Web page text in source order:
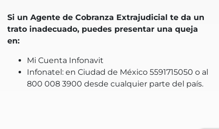
Si un Agente de Cobranza Extrajudicial te da un
trato inadecuado, puedes presentar una queja
en:
Mi Cuenta Infonavit
Infonatel: en Ciudad de México 5591715050 o al
800 008 3900 desde cualquier parte del país.